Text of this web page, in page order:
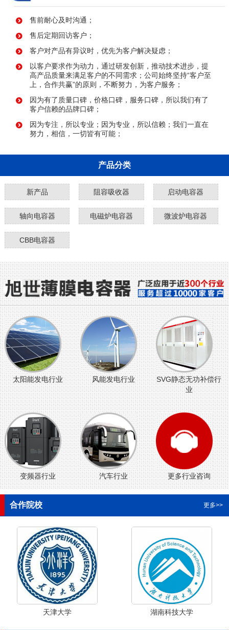
售前耐心及时沟通；
售后定期回访客户；
客户对产品有异议时，优先为客户解决疑虑；
以客户要求作为动力，通过研发创新，推动技术进步，提
高产品质量来满足客户的不同需求；公司始终坚持“客户至
上，合作共赢”的原则，不断努力，为客户服务；
因为有了质量口碑，价格口碑，服务口碑，所以我们有了
客户信赖的品牌口碑；
因为专注，所以专业；因为专业，所以信赖；我们一直在
努力，相信，一切皆有可能；
产品分类
新产品 阻容吸收器 启动电容器
轴向电容器 电磁炉电容器 微波炉电容器
CBB电容器
太阳能发电行业 风能发电行业
SVG静态无功补偿行
业
变频器行业 汽车行业 更多行业咨询
合作院校 更多>>
天津大学 湖南科技大学